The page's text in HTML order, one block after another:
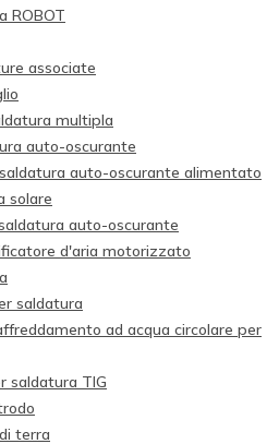
ROBOT
associate
multipla
auto-oscurante
auto-oscurante alimentato
solare
auto-oscurante
d'aria motorizzato
saldatura
ad acqua circolare per
saldatura TIG
terra